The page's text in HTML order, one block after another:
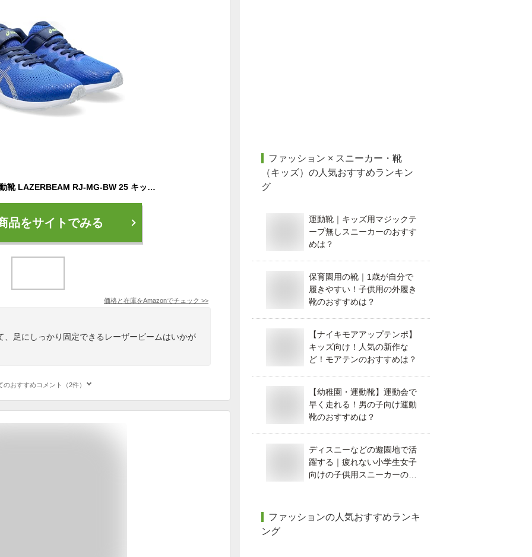
asics(アシックス) 運動靴 LAZERBEAM RJ-MG-BW 25 キッズ 1154A201-400-215
品をサイトでみる
価格と在庫をAmazonでチェック >>
、足にしっかり固定できるレーザービームはいかが
のおすすめコメント（2件）
ファッション × スニーカー・靴
（キッズ） の人気おすすめランキン
グ
運動靴｜キッズ用マジックテ
ープ無しスニーカーのおすす
めは？
保育園用の靴｜1歳が自分で
履きやすい！子供用の外履き
靴のおすすめは？
【ナイキモアアップテンポ】
キッズ向け！人気の新作な
ど！モアテンのおすすめは？
【幼稚園・運動靴】運動会で
早く走れる！男の子向け運動
靴のおすすめは？
ディスニーなどの遊園地で活
躍する｜疲れない小学生女子
向けの子供用スニーカーのお
ファッションの人気おすすめランキ
ング